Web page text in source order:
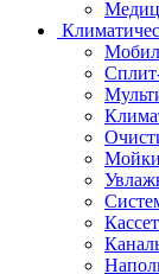
Мойки